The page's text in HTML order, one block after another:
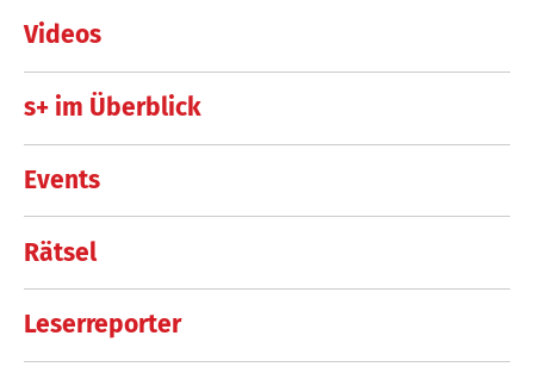
Videos
s+ im Überblick
Events
Rätsel
Leserreporter